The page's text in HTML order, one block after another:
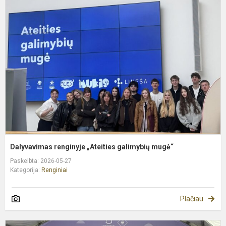
Dalyvavimas renginyje „Ateities galimybių mugė“
Paskelbta: 2026-05-27
Kategorija: Renginiai
Plačiau